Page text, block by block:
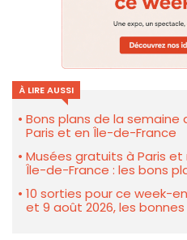
À LIRE AUSSI
Bons plans de la semaine
Paris et en Île-de-France
Musées gratuits à Paris
Île-de-France : les bons
10 sorties pour ce week-
et 9 août 2026, les